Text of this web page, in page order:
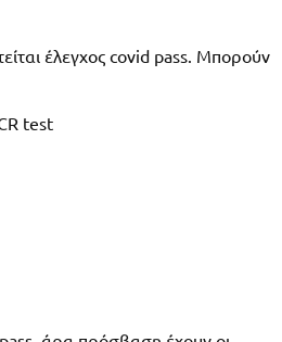
έλεγχος covid pass. Μπορούν
test